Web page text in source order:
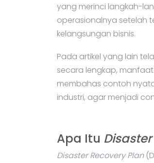
yang merinci langkah-
operasionalnya setelah
kelangsungan bisnis.
Pada artikel yang lain
secara lengkap,
membahas contoh
industri, agar menjadi
Apa Itu
Disaster Recovery Plan